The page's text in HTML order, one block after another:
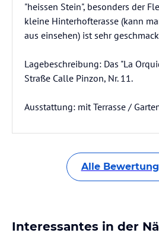
"heissen Stein", besonders der
kleine Hinterhofterasse (kann
aus einsehen) ist sehr
Lagebeschreibung: Das "La
Straße Calle Pinzon, Nr. 11.
Ausstattung: mit Terrasse /
Alle
Interessantes in der